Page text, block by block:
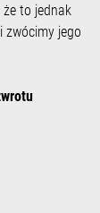
że to jednak
zwócimy jego